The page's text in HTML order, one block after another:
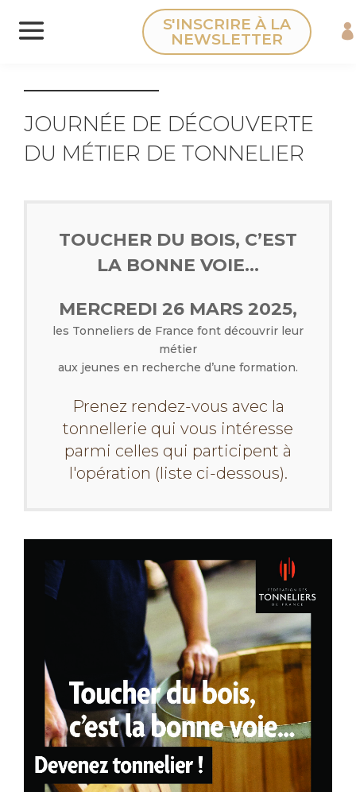
Panneau de gestion des cookies
S'INSCRIRE À LA
NEWSLETTER
JOURNÉE DE DÉCOUVERTE
DU MÉTIER DE TONNELIER
TOUCHER DU BOIS, C’EST
LA BONNE VOIE…
MERCREDI 26 MARS 2025,
les Tonneliers de France font découvrir leur
métier
aux jeunes en recherche d’une formation.
Prenez rendez-vous avec la
tonnellerie qui vous intéresse
parmi celles qui participent à
l'opération (liste ci-dessous).